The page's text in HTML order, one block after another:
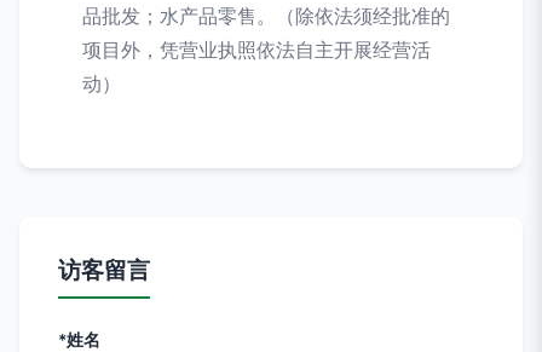
品批发；水产品零售。（除依法须经批准的
项目外，凭营业执照依法自主开展经营活
动）
访客留言
*姓名